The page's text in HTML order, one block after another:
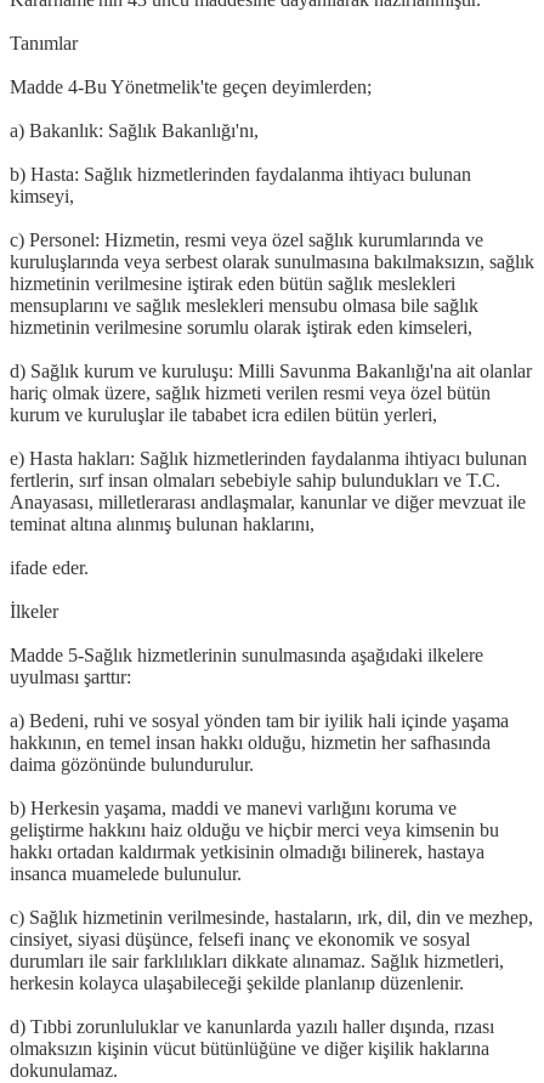
Tanımlar
Madde 4-Bu Yönetmelik'te geçen deyimlerden;
a) Bakanlık: Sağlık Bakanlığı'nı,
b) Hasta: Sağlık hizmetlerinden faydalanma ihtiyacı bulunan
kimseyi,
c) Personel: Hizmetin, resmi veya özel sağlık kurumlarında ve
kuruluşlarında veya serbest olarak sunulmasına bakılmaksızın, sağlık
hizmetinin verilmesine iştirak eden bütün sağlık meslekleri
mensuplarını ve sağlık meslekleri mensubu olmasa bile sağlık
hizmetinin verilmesine sorumlu olarak iştirak eden kimseleri,
d) Sağlık kurum ve kuruluşu: Milli Savunma Bakanlığı'na ait olanlar
hariç olmak üzere, sağlık hizmeti verilen resmi veya özel bütün
kurum ve kuruluşlar ile tababet icra edilen bütün yerleri,
e) Hasta hakları: Sağlık hizmetlerinden faydalanma ihtiyacı bulunan
fertlerin, sırf insan olmaları sebebiyle sahip bulundukları ve T.C.
Anayasası, milletlerarası andlaşmalar, kanunlar ve diğer mevzuat ile
teminat altına alınmış bulunan haklarını,
ifade eder.
İlkeler
Madde 5-Sağlık hizmetlerinin sunulmasında aşağıdaki ilkelere
uyulması şarttır:
a) Bedeni, ruhi ve sosyal yönden tam bir iyilik hali içinde yaşama
hakkının, en temel insan hakkı olduğu, hizmetin her safhasında
daima gözönünde bulundurulur.
b) Herkesin yaşama, maddi ve manevi varlığını koruma ve
geliştirme hakkını haiz olduğu ve hiçbir merci veya kimsenin bu
hakkı ortadan kaldırmak yetkisinin olmadığı bilinerek, hastaya
insanca muamelede bulunulur.
c) Sağlık hizmetinin verilmesinde, hastaların, ırk, dil, din ve mezhep,
cinsiyet, siyasi düşünce, felsefi inanç ve ekonomik ve sosyal
durumları ile sair farklılıkları dikkate alınamaz. Sağlık hizmetleri,
herkesin kolayca ulaşabileceği şekilde planlanıp düzenlenir.
d) Tıbbi zorunluluklar ve kanunlarda yazılı haller dışında, rızası
olmaksızın kişinin vücut bütünlüğüne ve diğer kişilik haklarına
dokunulamaz.